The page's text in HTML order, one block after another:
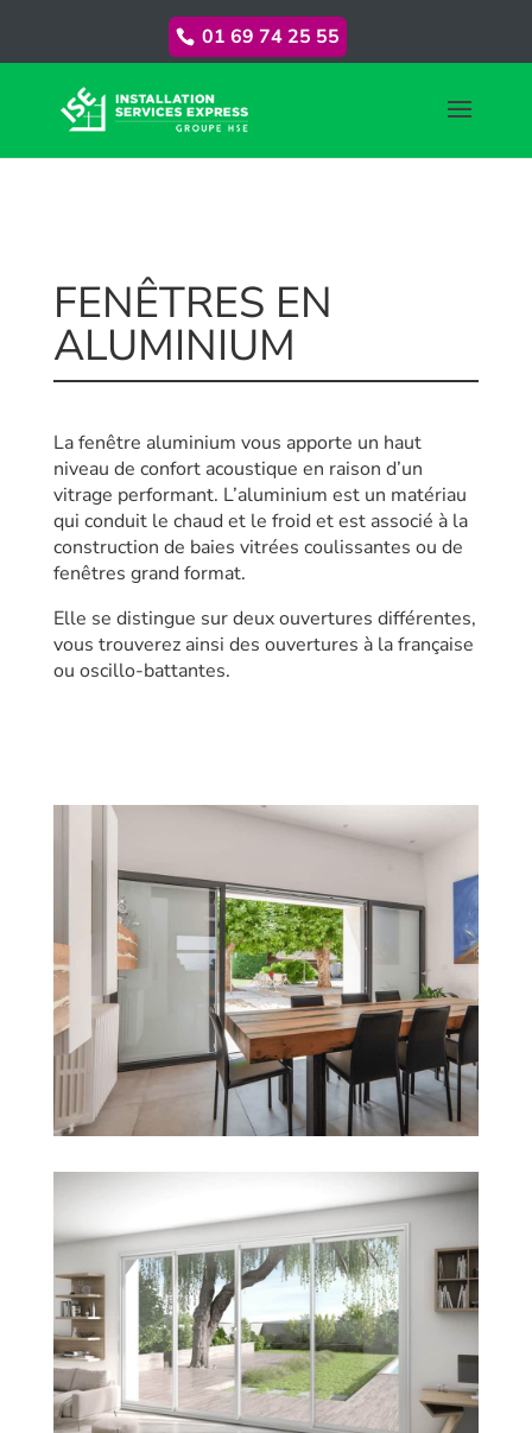
01 69 74 25 55
FENÊTRES EN
ALUMINIUM
La fenêtre aluminium vous apporte un haut
niveau de confort acoustique en raison d’un
vitrage performant. L’aluminium est un matériau
qui conduit le chaud et le froid et est associé à la
construction de baies vitrées coulissantes ou de
fenêtres grand format.
Elle se distingue sur deux ouvertures différentes,
vous trouverez ainsi des ouvertures à la française
ou oscillo-battantes.